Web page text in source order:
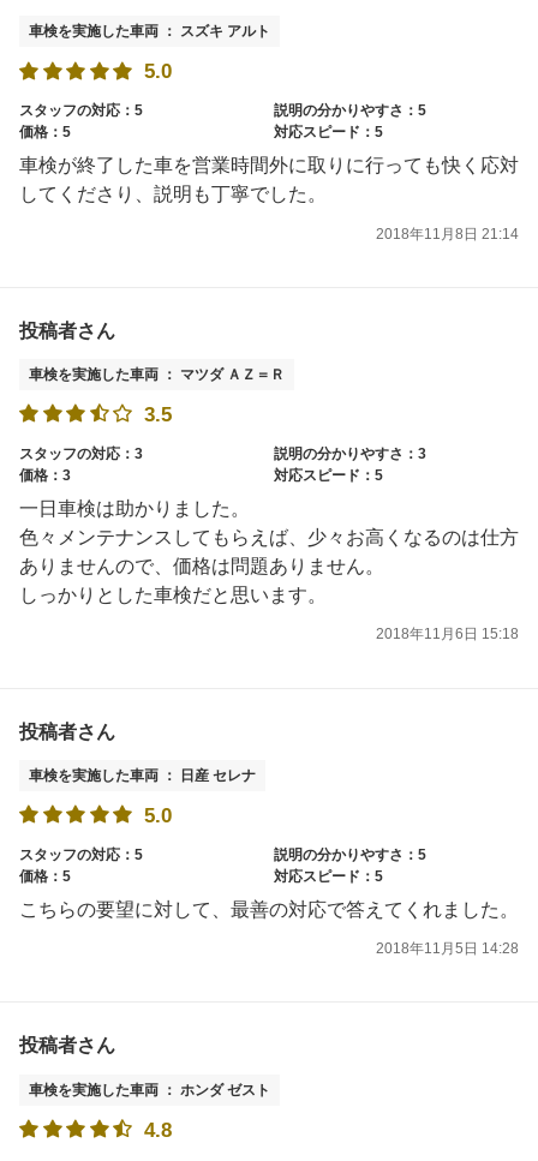
車検を実施した車両 ： スズキ アルト
5.0
スタッフの対応：5
説明の分かりやすさ：5
価格：5
対応スピード：5
車検が終了した車を営業時間外に取りに行っても快く応対
してくださり、説明も丁寧でした。
2018年11月8日 21:14
投稿者さん
車検を実施した車両 ： マツダ ＡＺ＝Ｒ
3.5
スタッフの対応：3
説明の分かりやすさ：3
価格：3
対応スピード：5
一日車検は助かりました。
色々メンテナンスしてもらえば、少々お高くなるのは仕方
ありませんので、価格は問題ありません。
しっかりとした車検だと思います。
2018年11月6日 15:18
投稿者さん
車検を実施した車両 ： 日産 セレナ
5.0
スタッフの対応：5
説明の分かりやすさ：5
価格：5
対応スピード：5
こちらの要望に対して、最善の対応で答えてくれました。
2018年11月5日 14:28
投稿者さん
車検を実施した車両 ： ホンダ ゼスト
4.8